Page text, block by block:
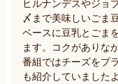
ヒルナンデスやジョ
〆まで美味しいごま
ベースに豆乳とごま
ます。コクがありな
番組ではチーズをプ
も紹介していましたよ